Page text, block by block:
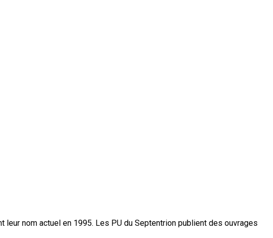
nom actuel en 1995. Les PU du Septentrion publient des ouvrages